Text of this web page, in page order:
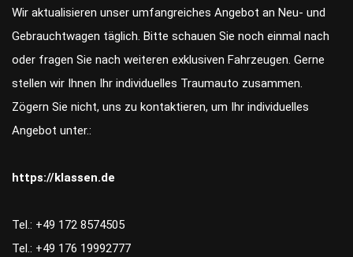
Wir aktualisieren unser umfangreiches Angebot an Neu- und
Gebrauchtwagen täglich. Bitte schauen Sie noch einmal nach
oder fragen Sie nach weiteren exklusiven Fahrzeugen. Gerne
stellen wir Ihnen Ihr individuelles Traumauto zusammen.
Zögern Sie nicht, uns zu kontaktieren, um Ihr individuelles
Angebot unter.:
https://klassen.de
Tel.: +49 172 8574505
Tel.: +49 176 19992777